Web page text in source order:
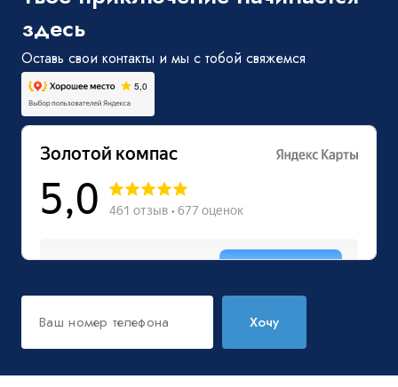
здесь
Оставь свои контакты и мы с тобой свяжемся
Хочу